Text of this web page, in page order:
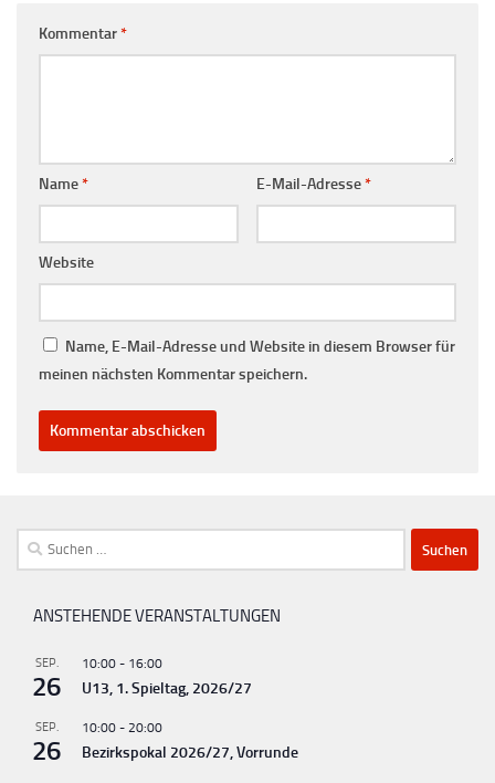
Kommentar*
Name* E-Mail-Adresse*
Website
Name, E-Mail-Adresse und Website in diesem Browser für
meinen nächsten Kommentar speichern.
Suchen
nach:
ANSTEHENDE VERANSTALTUNGEN
SEP.
26
10:00 - 16:00
U13, 1. Spieltag, 2026/27
SEP.
26
10:00 - 20:00
Bezirkspokal 2026/27, Vorrunde